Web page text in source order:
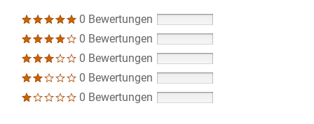
0 Bewertungen
0 Bewertungen
0 Bewertungen
0 Bewertungen
0 Bewertungen